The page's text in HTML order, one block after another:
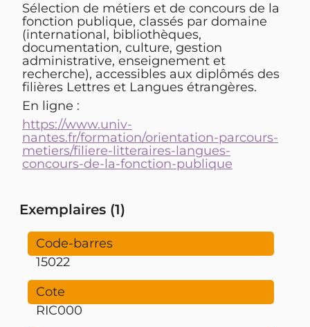
Sélection de métiers et de concours de la
fonction publique, classés par domaine
(international, bibliothèques,
documentation, culture, gestion
administrative, enseignement et
recherche), accessibles aux diplômés des
filières Lettres et Langues étrangères.
En ligne :
https://www.univ-
nantes.fr/formation/orientation-parcours-
metiers/filiere-litteraires-langues-
concours-de-la-fonction-publique
Exemplaires (1)
15022
RIC000